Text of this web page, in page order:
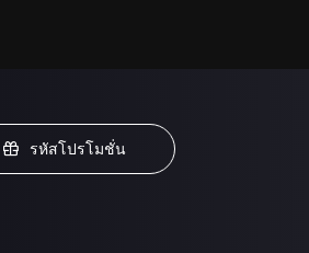
รหัสโปรโมชั่น